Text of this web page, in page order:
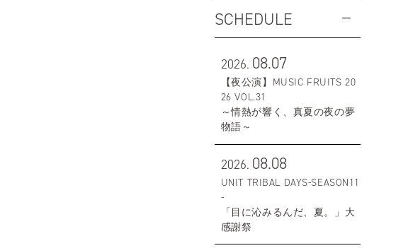
SCHEDULE
2026. 08.07
【夜公演】MUSIC FRUITS 20
26 VOL.31
～情熱が響く、真夏の夜の夢
物語～
2026. 08.08
UNIT TRIBAL DAYS-SEASON11
-
「目に沁みるんだ、夏。」大
感謝祭